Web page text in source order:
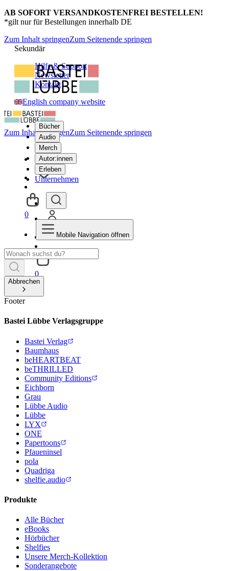
AB SOFORT VERSANDKOSTENFREI BESTELLEN!
*gilt nur für Bestellungen innerhalb DE
Zum Inhalt springenZum Seitenende springen
Sekundär
Hilfe & Support
Newsletter
Kontakt
English company website
Bücher
Audio
Merch
Autor:innen
Erleben
Unternehmen
0
Zum Inhalt springenZum Seitenende springen
0
Mobile Navigation öffnen
Abbrechen
Footer
Bastei Lübbe Verlagsgruppe
Bastei Verlag
Baumhaus
beHEARTBEAT
beTHRILLED
Community Editions
Eichborn
Grau
Lübbe Audio
Lübbe
LYX
ONE
Papertoons
Pfaueninsel
pola
Quadriga
shelfie.audio
Produkte
Alle Bücher
eBooks
Hörbücher
Shelfies
Unsere Merch-Kollektion
Sonderangebote